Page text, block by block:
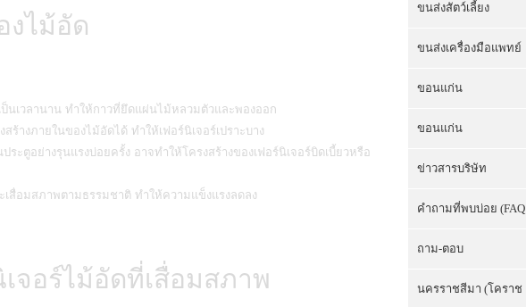
งไม้อัด
นเวลานาน ทำให้กาวที่ยึดแผ่นไม้หลวมตัวและพองออก
างภายในของไม้อัดได้ ทำให้เฟอร์นิเจอร์เปราะบาง
ะตูอย่างรุนแรงบ่อยครั้ง อาจทำให้โครงสร้างของเฟอร์นิเจอร์บิดเบี้ยวหรือ
เสื่อมสภาพตามธรรมชาติ ทำให้ความแข็งแรงลดลง
จอร์ไม้อัดที่เสื่อมสภาพ
ขนส่งสัตว์เลี้ยง
ขนส่งเครื่องมือแพทย์
ขอนแก่น
ขอนแก่น
ข่าวสารบริษัท
คำถามที่พบบ่อย (FAQ
ถาม-ตอบ
นครราชสีมา (โคราช